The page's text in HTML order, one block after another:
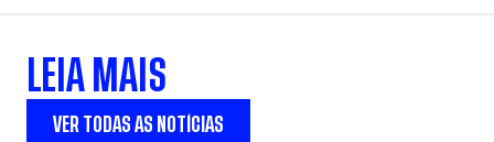
LEIA MAIS
VER TODAS AS NOTÍCIAS